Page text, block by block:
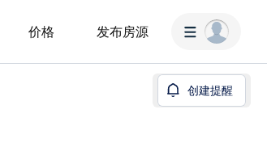
价格 发布房源
创建提醒